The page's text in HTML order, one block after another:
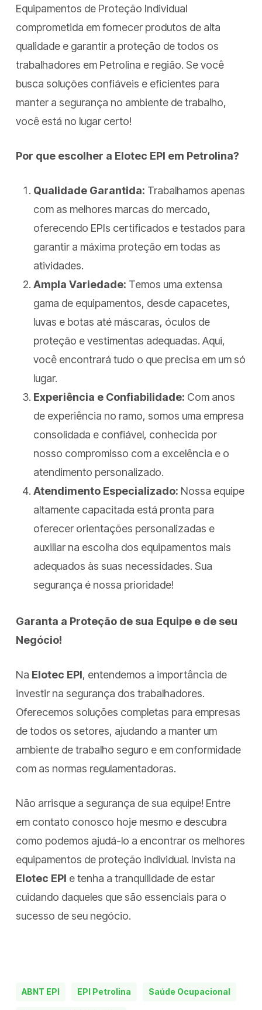
Equipamentos de Proteção Individual
comprometida em fornecer produtos de alta
qualidade e garantir a proteção de todos os
trabalhadores em Petrolina e região. Se você
busca soluções confiáveis e eficientes para
manter a segurança no ambiente de trabalho,
você está no lugar certo!
Por que escolher a Elotec EPI em Petrolina?
Qualidade Garantida: Trabalhamos apenas
com as melhores marcas do mercado,
oferecendo EPIs certificados e testados para
garantir a máxima proteção em todas as
atividades.
Ampla Variedade: Temos uma extensa
gama de equipamentos, desde capacetes,
luvas e botas até máscaras, óculos de
proteção e vestimentas adequadas. Aqui,
você encontrará tudo o que precisa em um só
lugar.
Experiência e Confiabilidade: Com anos
de experiência no ramo, somos uma empresa
consolidada e confiável, conhecida por
nosso compromisso com a excelência e o
atendimento personalizado.
Atendimento Especializado: Nossa equipe
altamente capacitada está pronta para
oferecer orientações personalizadas e
auxiliar na escolha dos equipamentos mais
adequados às suas necessidades. Sua
segurança é nossa prioridade!
Garanta a Proteção de sua Equipe e de seu
Negócio!
Na Elotec EPI, entendemos a importância de
investir na segurança dos trabalhadores.
Oferecemos soluções completas para empresas
de todos os setores, ajudando a manter um
ambiente de trabalho seguro e em conformidade
com as normas regulamentadoras.
Não arrisque a segurança de sua equipe! Entre
em contato conosco hoje mesmo e descubra
como podemos ajudá-lo a encontrar os melhores
equipamentos de proteção individual. Invista na
Elotec EPI e tenha a tranquilidade de estar
cuidando daqueles que são essenciais para o
sucesso de seu negócio.
ABNT EPI EPI Petrolina Saúde Ocupacional